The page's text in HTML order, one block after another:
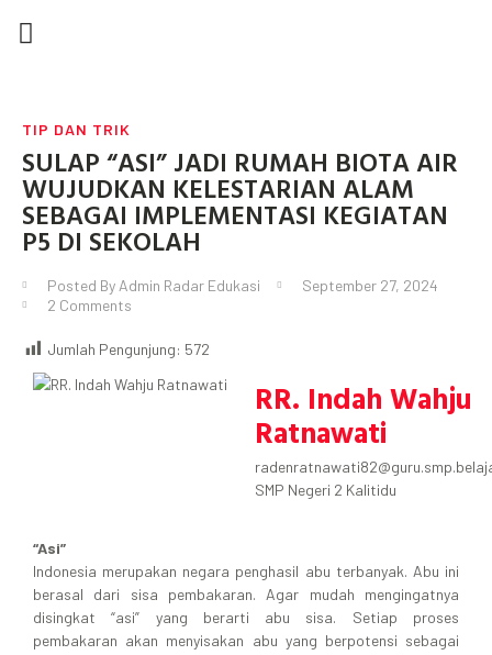
TIP DAN TRIK
SULAP “ASI” JADI RUMAH BIOTA AIR
WUJUDKAN KELESTARIAN ALAM
SEBAGAI IMPLEMENTASI KEGIATAN
P5 DI SEKOLAH
Posted By Admin Radar Edukasi
September 27, 2024
2 Comments
Jumlah Pengunjung: 572
RR. Indah Wahju
Ratnawati
SMP Negeri 2 Kalitidu
“Asi”
Indonesia merupakan negara penghasil abu terbanyak. Abu ini
berasal dari sisa pembakaran. Agar mudah mengingatnya
disingkat “asi” yang berarti abu sisa. Setiap proses
pembakaran akan menyisakan abu yang berpotensi sebagai